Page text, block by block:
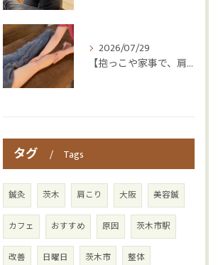
2026/07/29
【抱っこや家事で、肩・腰つらくなっていませんか？👶💦】
タグ Tags
鍼灸 茨木 肩こり 大阪 美容鍼
カフェ おすすめ 原因 茨木市駅
改善 日曜日 茨木市 整体